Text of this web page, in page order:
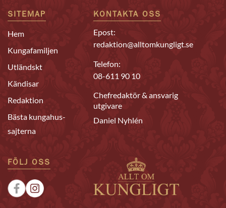
SITEMAP
Hem
Kungafamiljen
Utländskt
Kändisar
Redaktion
Bästa kungahus-
sajterna
KONTAKTA OSS
Epost:
redaktion@alltomkungligt.se
Telefon:
08-611 90 10
Chefredaktör & ansvarig
utgivare
Daniel Nyhlén
FÖLJ OSS